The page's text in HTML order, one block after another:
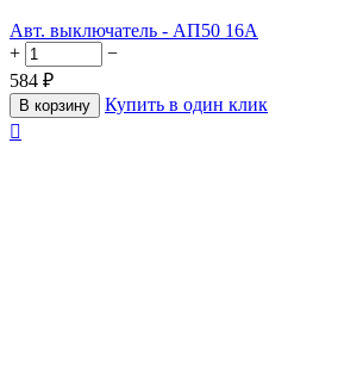
Авт. выключатель - АП50 16А
+
−
584 ₽
В корзину
Купить в один клик
